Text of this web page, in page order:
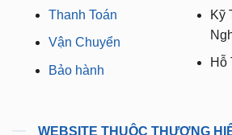
Thanh Toán
Vận Chuyển
Bảo hành
Kỹ
Hỗ
WEBSITE THUỘC THƯƠNG